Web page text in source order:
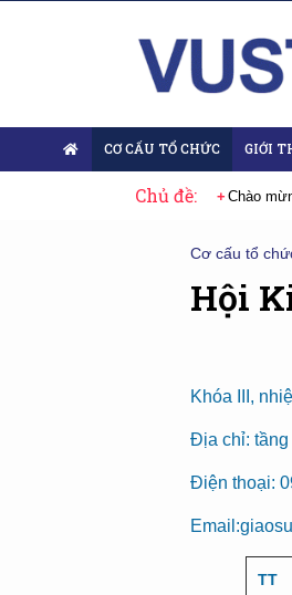
CƠ CẤU TỔ CHỨC GIỚI
Chủ đề:
hội lần thứ XIV của Đảng Chào
Cơ cấu tổ
Hội
Khóa III,
Địa chỉ:
Điện thoại:
Email:
TT